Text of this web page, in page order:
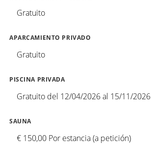
Gratuito
APARCAMIENTO PRIVADO
Gratuito
PISCINA PRIVADA
Gratuito del 12/04/2026 al 15/11/2026
SAUNA
€ 150,00 Por estancia (a petición)